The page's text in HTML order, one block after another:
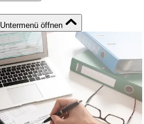
Untermenü öffnen